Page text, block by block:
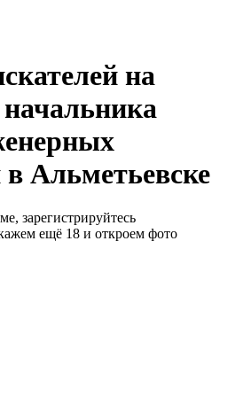
на
Альметьевске
зарегистрируйтесь
ещё 18 и откроем фото